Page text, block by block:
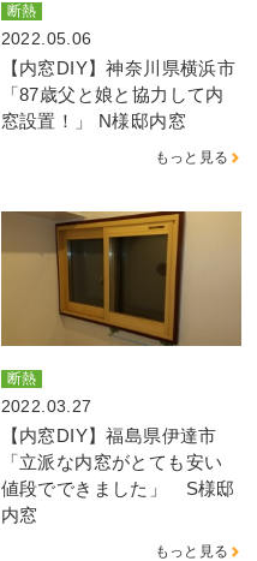
断熱
2022.05.06
【内窓DIY】神奈川県横浜市
「87歳父と娘と協力して内
窓設置！」 N様邸内窓
もっと見る
断熱
2022.03.27
【内窓DIY】福島県伊達市
「立派な内窓がとても安い
値段でできました」 S様邸
内窓
もっと見る